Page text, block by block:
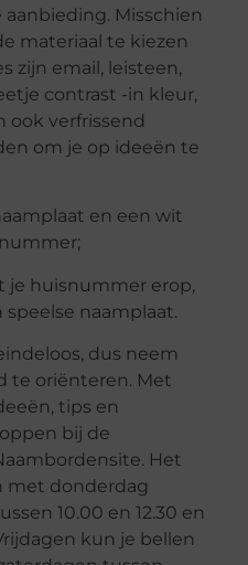
Misschien
materiaal te kiezen
zijn email, leisteen,
contrast -in kleur,
ook verfrissend
om je op ideeën te
en een wit
je huisnummer erop,
naamplaat.
dus neem
te oriënteren. Met
tips en
bij de
Het
met donderdag
10.00 en 12.30 en
kun je bellen